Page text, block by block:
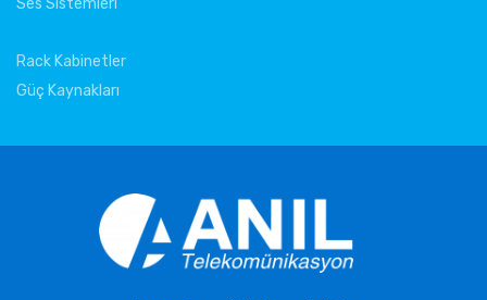
Ses Sistemleri
Rack Kabinetler
Güç Kaynakları